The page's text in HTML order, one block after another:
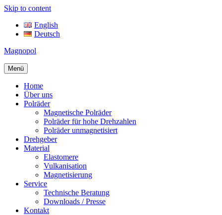
Skip to content
English
Deutsch
Magnopol
Menü
Home
Über uns
Polräder
Magnetische Polräder
Polräder für hohe Drehzahlen
Polräder unmagnetisiert
Drehgeber
Material
Elastomere
Vulkanisation
Magnetisierung
Service
Technische Beratung
Downloads / Presse
Kontakt